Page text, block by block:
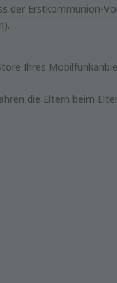
der Erstkommunion-
Ihres
die Eltern beim